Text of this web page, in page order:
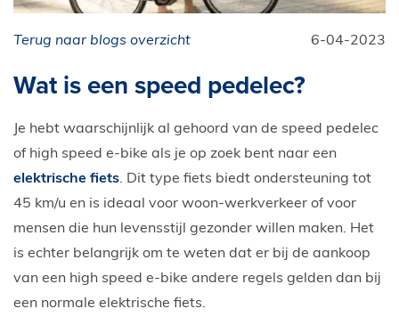
[php snippet=16]
Reparatieplanner
E-Bike private shopping
Terug naar blogs overzicht 6-04-2023
Wat is een speed pedelec?
Je hebt waarschijnlijk al gehoord van de speed pedelec
of high speed e-bike als je op zoek bent naar een
elektrische fiets. Dit type fiets biedt ondersteuning tot
45 km/u en is ideaal voor woon-werkverkeer of voor
mensen die hun levensstijl gezonder willen maken. Het
is echter belangrijk om te weten dat er bij de aankoop
van een high speed e-bike andere regels gelden dan bij
een normale elektrische fiets.